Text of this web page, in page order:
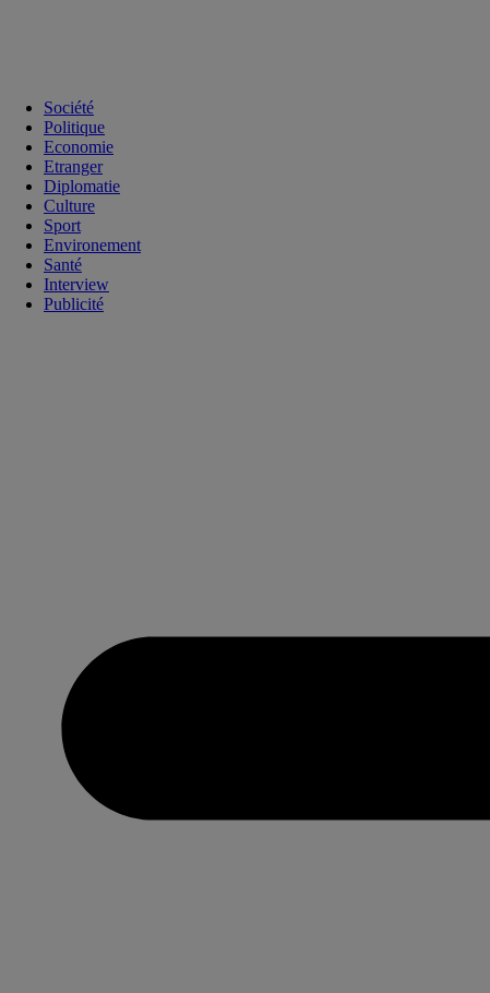
Société
Politique
Economie
Etranger
Diplomatie
Culture
Sport
Environement
Santé
Interview
Publicité